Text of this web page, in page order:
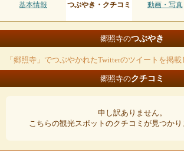
基本情報 つぶやき・クチコミ 動画・写真
郷照寺のつぶやき
「郷照寺」でつぶやかれたTwitterのツイートを掲載
郷照寺のクチコミ
申し訳ありません。
こちらの観光スポットのクチコミが見つかり